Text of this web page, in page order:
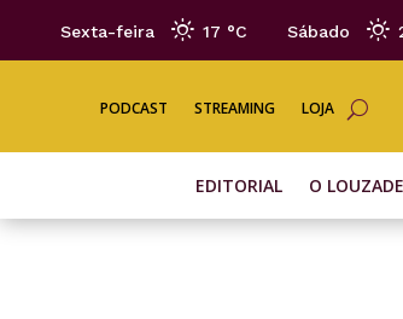
Sexta-feira 17 °C Sábado
PODCAST STREAMING LOJA
EDITORIAL O